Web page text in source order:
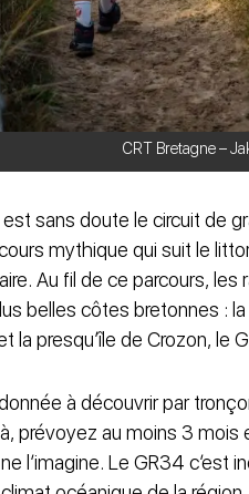
CRT Bretagne –
sans doute le circuit de
mythique qui suit le
Au fil de ce parcours,
belles côtes bretonnes :
la presqu’île de Crozon, le
à découvrir par
prévoyez au moins 3 mois
l’imagine. Le GR34